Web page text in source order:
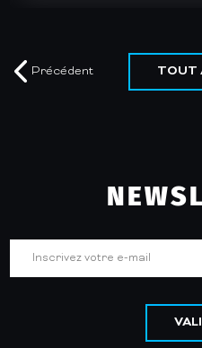
Précédent TOUT